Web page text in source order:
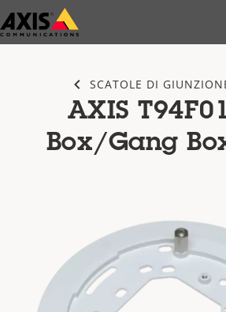
Salta
al
SCATOLE DI
AXIS
Box/Gang